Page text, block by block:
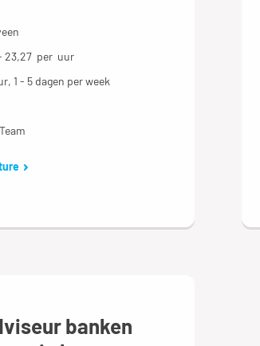
23,27 per uur
1 - 5 dagen per week
banken